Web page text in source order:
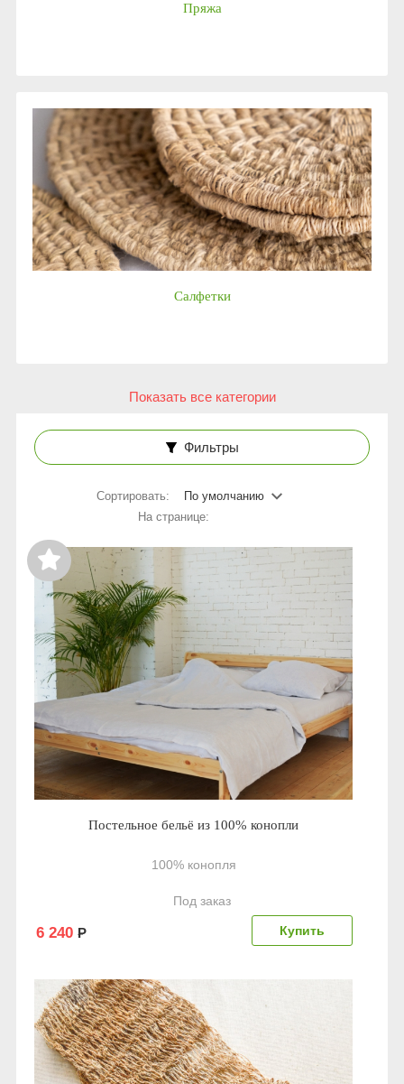
Пряжа
Салфетки
Показать все категории
Фильтры
Сортировать:
По умолчанию
На странице:
Постельное бельё из 100% конопли
100% конопля
Под заказ
6 240 Р